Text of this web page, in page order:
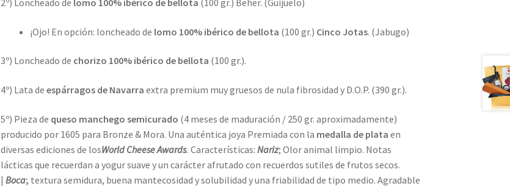
2º) Loncheado de lomo 100% ibérico de bellota (100 gr.) Beher. (Guijuelo)
¡Ojo! En opción: loncheado de lomo 100% ibérico de bellota (100 gr.) Cinco Jotas. (Jabugo)
3º) Loncheado de chorizo 100% ibérico de bellota (100 gr.).
4º) Lata deespárragos de Navarra extra premium muy gruesos de nula fibrosidad y D.O.P. (390 gr.).
5º) Pieza de queso manchego semicurado (4 meses de maduración / 250 gr. aproximadamente)
producido por 1605 para Bronze & Mora. Una auténtica joya Premiada con la medalla de plata en
diversas ediciones de losWorld Cheese Awards.Características:Nariz; Olor animal limpio. Notas
lácticas que recuerdan a yogur suave y un carácter afrutado con recuerdos sutiles de frutos secos.
|Boca; textura semidura, buena mantecosidad y solubilidad y una friabilidad de tipo medio. Agradable